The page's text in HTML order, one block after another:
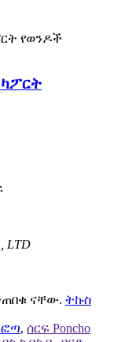
LTD
ናቸው. ትኩስ
, ሰርፍ Poncho